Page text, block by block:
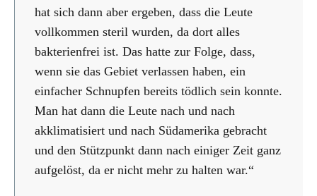
hat sich dann aber ergeben, dass die Leute
vollkommen steril wurden, da dort alles
bakterienfrei ist. Das hatte zur Folge, dass,
wenn sie das Gebiet verlassen haben, ein
einfacher Schnupfen bereits tödlich sein konnte.
Man hat dann die Leute nach und nach
akklimatisiert und nach Südamerika gebracht
und den Stützpunkt dann nach einiger Zeit ganz
aufgelöst, da er nicht mehr zu halten war.“